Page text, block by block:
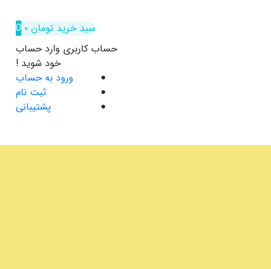
سبد خرید تومان۰
0
حساب کاربری وارد حساب
خود شوید !
ورود به حساب
ثبت نام
پشتیبانی